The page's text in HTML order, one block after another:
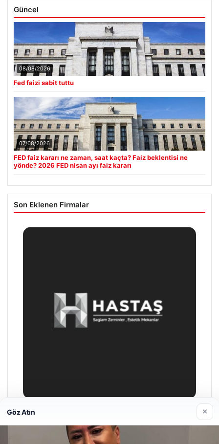
Güncel
08/08/2026
Fed faizi sabit tuttu
07/08/2026
FED faiz kararı ne zaman, saat kaçta? Faiz beklentisi ne
yönde? 2026 FED nisan ayı faiz kararı
Son Eklenen Firmalar
Göz Atın ×